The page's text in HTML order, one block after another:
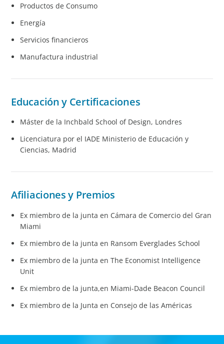
Productos de Consumo
Energía
Servicios financieros
Manufactura industrial
Educación y Certificaciones
Máster de la Inchbald School of Design, Londres
Licenciatura por el IADE Ministerio de Educación y
Ciencias, Madrid
Afiliaciones y Premios
Ex miembro de la junta en Cámara de Comercio del Gran
Miami
Ex miembro de la junta en Ransom Everglades School
Ex miembro de la junta en The Economist Intelligence
Unit
Ex miembro de la junta,en Miami-Dade Beacon Council
Ex miembro de la Junta en Consejo de las Américas